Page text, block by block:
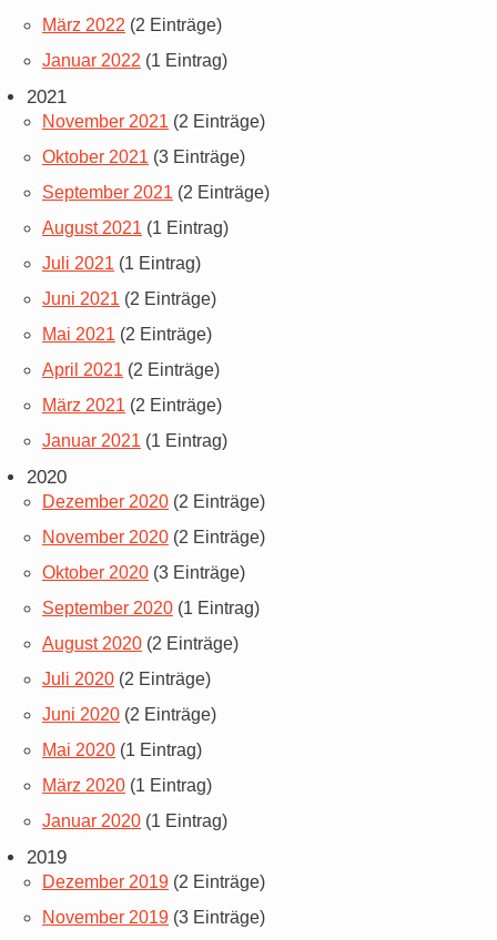
März 2022 (2 Einträge)
Januar 2022 (1 Eintrag)
2021
November 2021 (2 Einträge)
Oktober 2021 (3 Einträge)
September 2021 (2 Einträge)
August 2021 (1 Eintrag)
Juli 2021 (1 Eintrag)
Juni 2021 (2 Einträge)
Mai 2021 (2 Einträge)
April 2021 (2 Einträge)
März 2021 (2 Einträge)
Januar 2021 (1 Eintrag)
2020
Dezember 2020 (2 Einträge)
November 2020 (2 Einträge)
Oktober 2020 (3 Einträge)
September 2020 (1 Eintrag)
August 2020 (2 Einträge)
Juli 2020 (2 Einträge)
Juni 2020 (2 Einträge)
Mai 2020 (1 Eintrag)
März 2020 (1 Eintrag)
Januar 2020 (1 Eintrag)
2019
Dezember 2019 (2 Einträge)
November 2019 (3 Einträge)